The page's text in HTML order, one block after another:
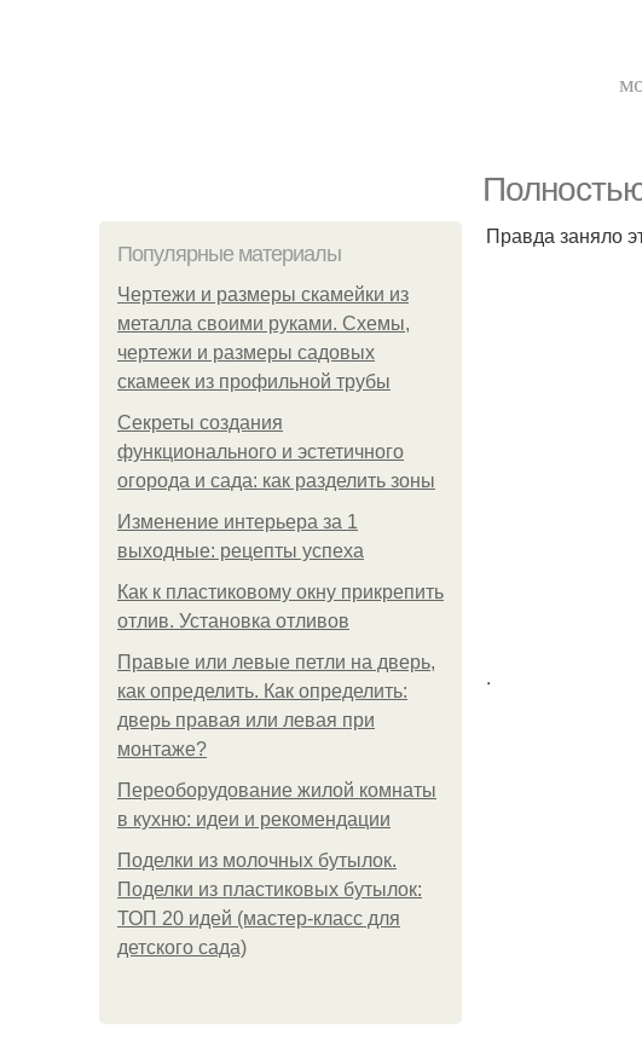
Популярные материалы
Чертежи и размеры скамейки из
металла своими руками. Схемы,
чертежи и размеры садовых
скамеек из профильной трубы
Секреты создания
функционального и эстетичного
огорода и сада: как разделить зоны
Изменение интерьера за 1
выходные: рецепты успеха
Как к пластиковому окну прикрепить
отлив. Установка отливов
Правые или левые петли на дверь,
как определить. Как определить:
дверь правая или левая при
монтаже?
Переоборудование жилой комнаты
в кухню: идеи и рекомендации
Поделки из молочных бутылок.
Поделки из пластиковых бутылок:
ТОП 20 идей (мастер-класс для
детского сада)
Правда заняло
.